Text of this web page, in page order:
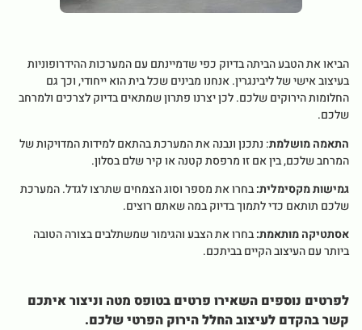
הביאו את הטבע הביתה בדיוק כפי שדמיינתם עם המערכות ההידרופוניות
בעיצוב אישי של ליבינגרין. אנחנו מבינים שכל בית הוא ייחודי, וכך גם
החלומות הירוקים שלכם. לכן יצרנו פתרון שמתאים בדיוק לצרכים ולמרחב
שלכם.
התאמה מושלמת: נתכנן ונבנה את המערכת בהתאם למידות המדויקות של
המרחב שלכם, בין אם זו מרפסת קטנה או קיר שלם בסלון.
גמישות מקסימלית:בחרו את מספר וסוג הצמחים שתרצו לגדל. המערכת
שלכם תותאם כדי לתמוך בדיוק במה שאתם רוצים.
אסתטיקה מותאמת:בחרו את הצבע והגימור שמשתלבים בצורה הטובה
ביותר עם העיצוב הקיים בביתכם.
לפרטים נוספים השאירו פרטים בטופס מטה וניצור איתכם
קשר בהקדם לעיצוב החלל הירוק הפרטי שלכם.